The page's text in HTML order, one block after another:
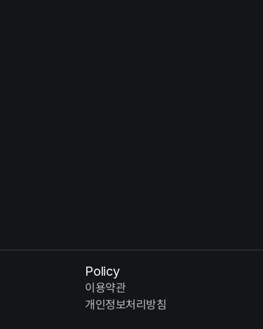
Policy
이용약관
개인정보처리방침